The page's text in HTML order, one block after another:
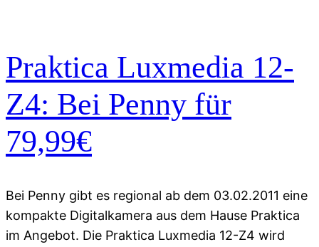
Praktica Luxmedia 12-
Z4: Bei Penny für
79,99€
Bei Penny gibt es regional ab dem 03.02.2011 eine
kompakte Digitalkamera aus dem Hause Praktica
im Angebot. Die Praktica Luxmedia 12-Z4 wird